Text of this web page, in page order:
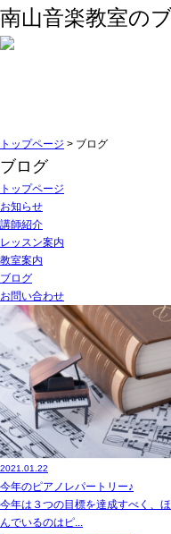
南山音楽教室の
トップページ > ブログ
ブログ
トップページ
お知らせ
講師紹介
レッスン案内
教室案内
ブログ
お問い合わせ
2021.01.22
今年のピアノレパートリー♪
今年は３つの目標を達成すべく、
んでいるのはピ...